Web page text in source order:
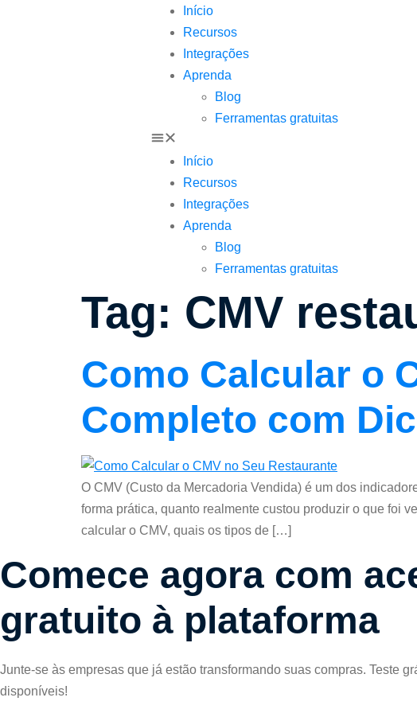
Início
Recursos
Integrações
Aprenda
Blog
Ferramentas gratuitas
Início
Recursos
Integrações
Aprenda
Blog
Ferramentas gratuitas
Tag: CMV
Como Calcular o
Completo com
O CMV (Custo da Mercadoria Vendida) é um dos
forma prática, quanto realmente custou produzir o que foi
calcular o CMV, quais os tipos de […]
Comece agora com
gratuito à plataforma
Junte-se às empresas que já estão transformando suas compras. Teste
disponíveis!